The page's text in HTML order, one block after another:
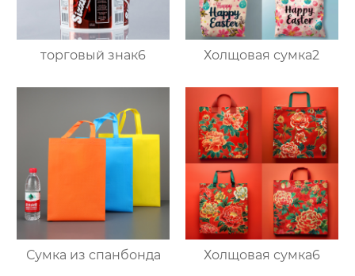
торговый знак6 Холщовая сумка2
Сумка из спанбонда Холщовая сумка6